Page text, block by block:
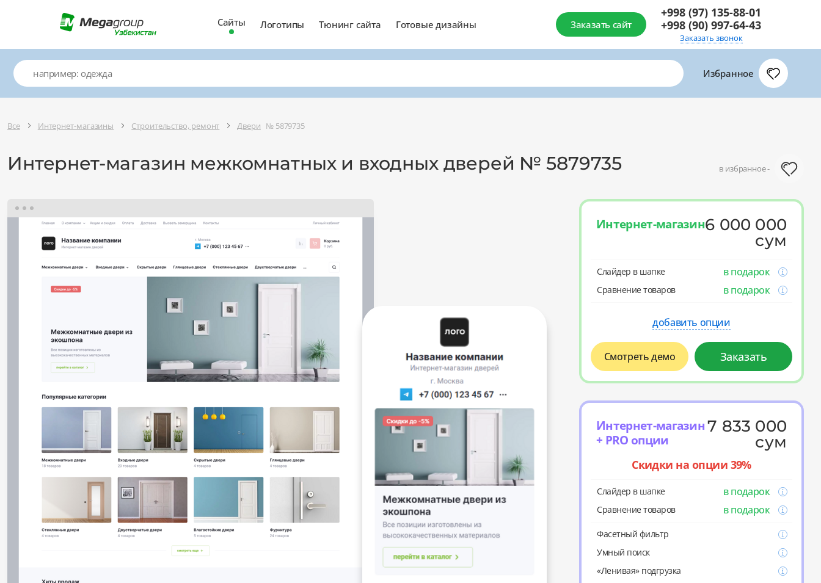
Сайты Логотипы Тюнинг сайта Готовые дизайны Заказать сайт
+998 (97) 135-88-01
+998 (90) 997-64-43
Заказать звонок
Избранное
Все Интернет-магазины Строительство, ремонт Двери № 5879735
Интернет-магазин межкомнатных и входных дверей № 5879735 в избранное -
Интернет-магазин6 000 000
сум
Слайдер в шапке в подарок
Cравнение товаров в подарок
добавить опции
Смотреть демо Заказать
Интернет-магазин
+ PRO опции
7 833 000
сум
Скидки на опции 39%
Слайдер в шапке в подарок
Cравнение товаров в подарок
Фасетный фильтр
Умный поиск
«Ленивая» подгрузка